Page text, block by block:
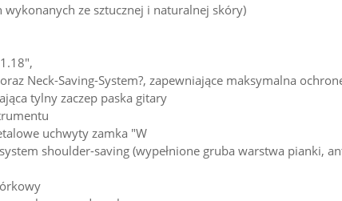
ze sztucznej i naturalnej skóry)
Neck-Saving-System?, zapewniające maksymalna
tylny zaczep paska gitary
uchwyty zamka "W
shoulder-saving (wypełnione gruba warstwa pianki,